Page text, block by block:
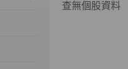
查無個股資料